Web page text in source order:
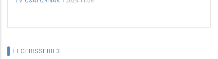
LEGFRISSEBB 3